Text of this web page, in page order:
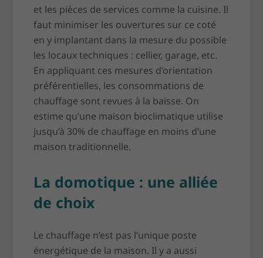
et les pièces de services comme la cuisine. Il
faut minimiser les ouvertures sur ce coté
en y implantant dans la mesure du possible
les locaux techniques : cellier, garage, etc.
En appliquant ces mesures d’orientation
préférentielles, les consommations de
chauffage sont revues à la baisse. On
estime qu’une maison bioclimatique utilise
jusqu’à 30% de chauffage en moins d’une
maison traditionnelle.
La domotique : une alliée
de choix
Le chauffage n’est pas l’unique poste
énergétique de la maison. Il y a aussi